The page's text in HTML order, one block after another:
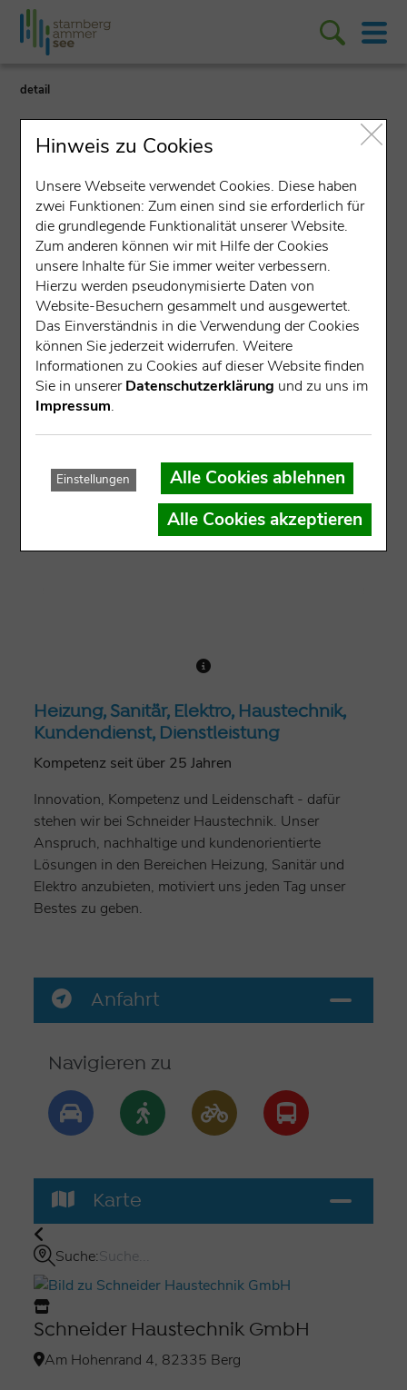
detail
Lokales Unternehmen
Schneider Haustechnik
GmbH
Am Hohenrand 4, 82335 Berg
Stellenportal
Heizung, Sanitär, Elektro, Haustechnik,
Kundendienst, Dienstleistung
Kompetenz seit über 25 Jahren
Innovation, Kompetenz und Leidenschaft - dafür
stehen wir bei Schneider Haustechnik. Unser
Anspruch, nachhaltige und kundenorientierte
Lösungen in den Bereichen Heizung, Sanitär und
Elektro anzubieten, motiviert uns jeden Tag unser
Bestes zu geben.
Anfahrt
Navigieren zu
Karte
Suche:
Schneider Haustechnik GmbH
Am Hohenrand 4, 82335 Berg
Hinweis zu Cookies
Unsere Webseite verwendet Cookies. Diese haben
zwei Funktionen: Zum einen sind sie erforderlich für
die grundlegende Funktionalität unserer Website.
Zum anderen können wir mit Hilfe der Cookies
unsere Inhalte für Sie immer weiter verbessern.
Hierzu werden pseudonymisierte Daten von
Website-Besuchern gesammelt und ausgewertet.
Das Einverständnis in die Verwendung der Cookies
können Sie jederzeit widerrufen. Weitere
Informationen zu Cookies auf dieser Website finden
Sie in unsererDatenschutzerklärung und zu uns im
Impressum.
Einstellungen
Alle Cookies ablehnen
Alle Cookies akzeptieren